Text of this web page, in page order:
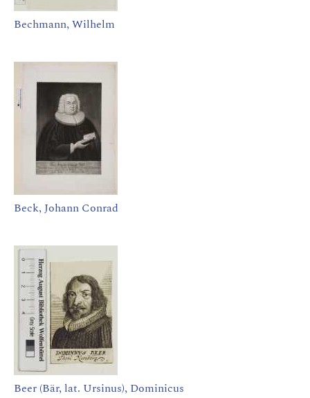
Bechmann, Wilhelm
Beck, Johann Conrad
Beer (Bär, lat. Ursinus), Dominicus